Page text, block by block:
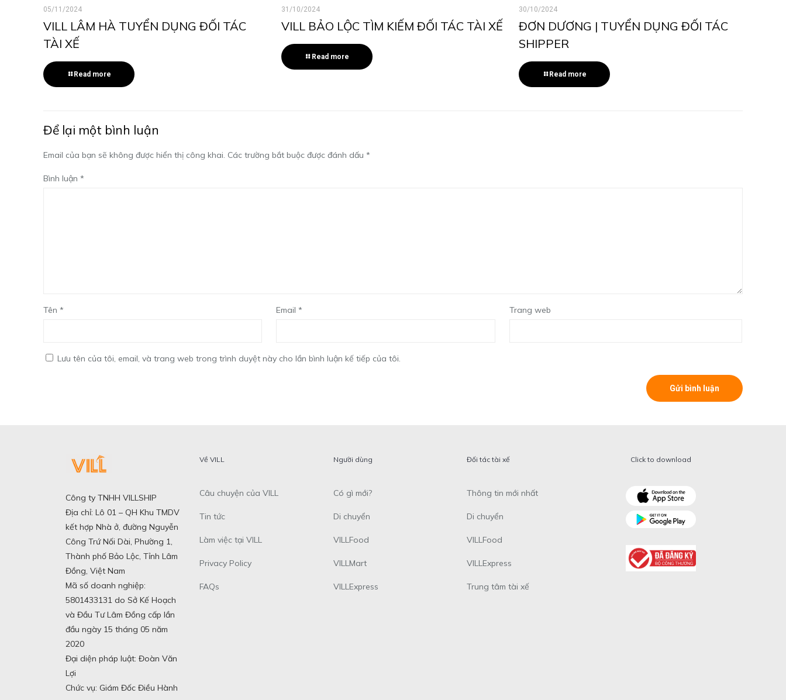
05/11/2024
VILL LÂM HÀ TUYỂN DỤNG ĐỐI TÁC
TÀI XẾ
Read more
31/10/2024
VILL BẢO LỘC TÌM KIẾM ĐỐI TÁC TÀI XẾ
Read more
30/10/2024
ĐƠN DƯƠNG | TUYỂN DỤNG ĐỐI TÁC
SHIPPER
Read more
Để lại một bình luận
Email của bạn sẽ không được hiển thị công khai. Các trường bắt buộc được đánh dấu *
Bình luận *
Tên * Email* Trang web
Lưu tên của tôi, email, và trang web trong trình duyệt này cho lần bình luận kế tiếp của tôi.
Công ty TNHH VILLSHIP
Địa chỉ: Lô 01 – QH Khu TMDV
kết hợp Nhà ở, đường Nguyễn
Công Trứ Nối Dài, Phường 1,
Thành phố Bảo Lộc, Tỉnh Lâm
Đồng, Việt Nam
Mã số doanh nghiệp:
5801433131 do Sở Kế Hoạch
và Đầu Tư Lâm Đồng cấp lần
đầu ngày 15 tháng 05 năm
2020
Đại diện pháp luật: Đoàn Văn
Lợi
Chức vụ: Giám Đốc Điều Hành
Về VILL
Câu chuyện của VILL
Tin tức
Làm việc tại VILL
Privacy Policy
FAQs
Người dùng
Có gì mới?
Di chuyển
VILLFood
VILLMart
VILLExpress
Đối tác tài xế
Thông tin mới nhất
Di chuyển
VILLFood
VILLExpress
Trung tâm tài xế
Click to download